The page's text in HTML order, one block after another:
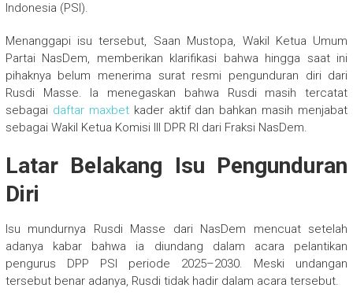
Indonesia (PSI).
Menanggapi isu tersebut, Saan Mustopa, Wakil Ketua Umum
Partai NasDem, memberikan klarifikasi bahwa hingga saat ini
pihaknya belum menerima surat resmi pengunduran diri dari
Rusdi Masse. Ia menegaskan bahwa Rusdi masih tercatat
sebagai daftar maxbetkader aktif dan bahkan masih menjabat
sebagai Wakil Ketua Komisi III DPR RI dari Fraksi NasDem.
Latar Belakang Isu Pengunduran
Diri
Isu mundurnya Rusdi Masse dari NasDem mencuat setelah
adanya kabar bahwa ia diundang dalam acara pelantikan
pengurus DPP PSI periode 2025–2030. Meski undangan
tersebut benar adanya, Rusdi tidak hadir dalam acara tersebut.